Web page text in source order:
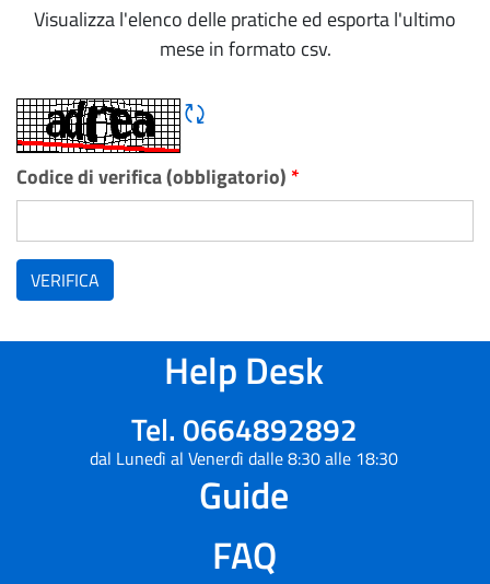
Visualizza l'elenco delle pratiche ed esporta l'ultimo
mese in formato csv.
Rigene CAPTCHA
Codice di verifica (obbligatorio) *
VERIFICA
Help Desk
Tel. 0664892892
dal Lunedì al Venerdì dalle 8:30 alle 18:30
Guide
FAQ